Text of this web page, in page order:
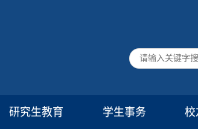
研究生教育 学生事务 校